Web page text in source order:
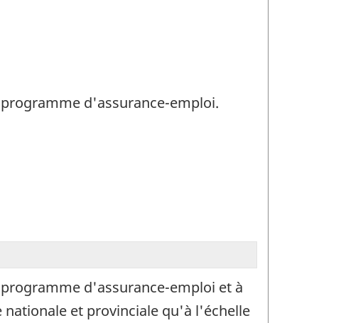
d'assurance-emploi.
d'assurance-emploi et à
et provinciale qu'à l'échelle